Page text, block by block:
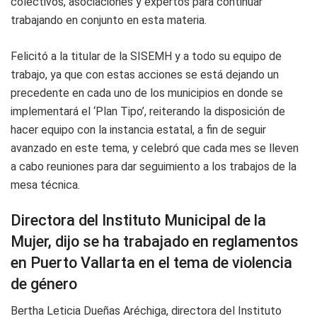
trabajando en conjunto en esta materia.
Felicitó a la titular de la SISEMH y a todo su equipo de
trabajo, ya que con estas acciones se está dejando un
precedente en cada uno de los municipios en donde se
implementará el ‘Plan Tipo’, reiterando la disposición de
hacer equipo con la instancia estatal, a fin de seguir
avanzado en este tema, y celebró que cada mes se lleven
a cabo reuniones para dar seguimiento a los trabajos de la
mesa técnica.
Directora del Instituto Municipal de la
Mujer, dijo se ha trabajado en reglamentos
en Puerto Vallarta en el tema de violencia
de género
Bertha Leticia Dueñas Aréchiga, directora del Instituto